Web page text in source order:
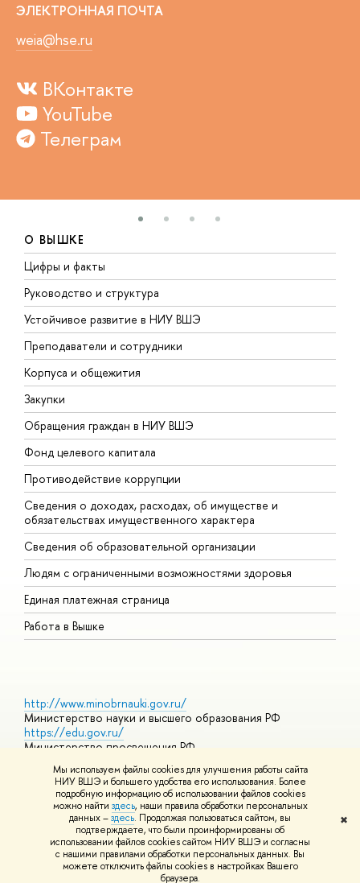
Мы используем файлы cookies для улучшения работы сайта
НИУ ВШЭ и большего удобства его использования. Более
подробную информацию об использовании файлов cookies
можно найти здесь, наши правила обработки персональных
данных –здесь. Продолжая пользоваться сайтом, вы
подтверждаете, что были проинформированы об
использовании файлов cookies сайтом НИУ ВШЭ и согласны
с нашими правилами обработки персональных данных. Вы
можете отключить файлы cookies в настройках Вашего
браузера.
✖
ЭЛЕКТРОННАЯ ПОЧТА
weia@hse.ru
ВКонтакте
YouTube
Телеграм
О ВЫШКЕ
Цифры и факты
Руководство и структура
Устойчивое развитие в НИУ ВШЭ
Преподаватели и сотрудники
Корпуса и общежития
Закупки
Обращения граждан в НИУ ВШЭ
Фонд целевого капитала
Противодействие коррупции
Сведения о доходах, расходах, об имуществе и
обязательствах имущественного характера
Сведения об образовательной организации
Людям с ограниченными возможностями здоровья
Единая платежная страница
Работа в Вышке
http://www.minobrnauki.gov.ru/
Министерство науки и высшего образования РФ
https://edu.gov.ru/
Министерство просвещения РФ
Массовые открытые онлайн-курсы
© НИУ ВШЭ 1993–2026 Адреса и контактыУсловия
использования материалов Политика конфиденциальности
Шрифты HSE Sans и HSE Slab разработаны вШколе дизайна НИУ